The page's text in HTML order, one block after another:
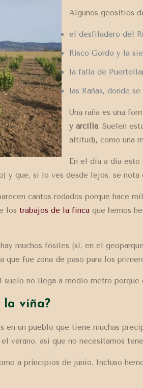
Algunos geositios
el desfiladero del
Risco Gordo y la
la falla de
las Rañas, donde
Una raña es una
y arcilla. Suelen
altitud), como una
En el día a día
y que, si lo ves desde lejos, se nota
cantos rodados porque hace
los trabajos de la fincaque hemos
muchos fósiles (sí, en el
que fue zona de paso para los
no llega a medio metro porque
la viña?
en un pueblo que tiene muchas
verano, así que no necesitamos
a principios de junio. Incluso